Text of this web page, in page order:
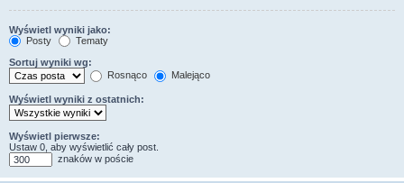
Wyświetl wyniki jako:
Posty
Tematy
Sortuj wyniki wg:
Rosnąco
Malejąco
Wyświetl wyniki z ostatnich:
Wyświetl pierwsze:
Ustaw 0, aby wyświetlić cały post.
znaków w poście